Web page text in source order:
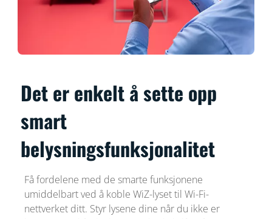
Det er enkelt å sette opp
smart
belysningsfunksjonalitet
Få fordelene med de smarte funksjonene
umiddelbart ved å koble WiZ-lyset til Wi-Fi-
nettverket ditt. Styr lysene dine når du ikke er